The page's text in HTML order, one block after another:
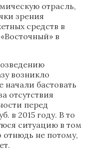
отрасль,
зрения
средств в
в
возникло
начали бастовать
отсутствия
перед
в 2015 году. В то
ситуацию в том
отнюдь не потому,